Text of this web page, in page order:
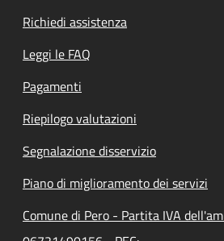
Richiedi assistenza
Leggi le FAQ
Pagamenti
Riepilogo valutazioni
Segnalazione disservizio
Piano di miglioramento dei servizi
Comune di Pero - Partita IVA